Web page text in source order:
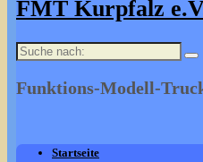
FMT Kurpfalz
Suche
Funktions-Modell-
Startseite